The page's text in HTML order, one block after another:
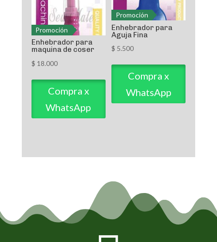
Promoción
Enhebrador para
maquina de coser
$ 18.000
Compra x
WhatsApp
Promoción
Enhebrador para
Aguja Fina
$ 5.500
Compra x
WhatsApp